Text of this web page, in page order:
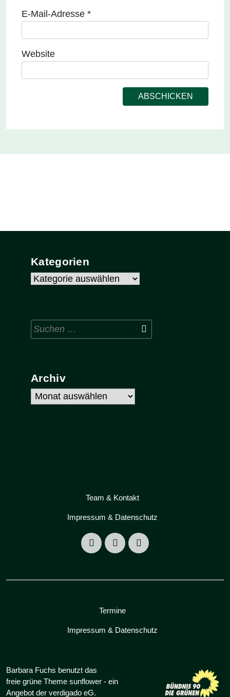
E-Mail-Adresse *
Website
Kategorien
Kategorien
Suchen
nach:
Archiv
Archiv
Team & Kontakt
Impressum & Datenschutz
Termine
Impressum & Datenschutz
Barbara Fuchs benutzt das
freie grüne Theme sunflower ‐ ein
Angebot der verdigado eG.